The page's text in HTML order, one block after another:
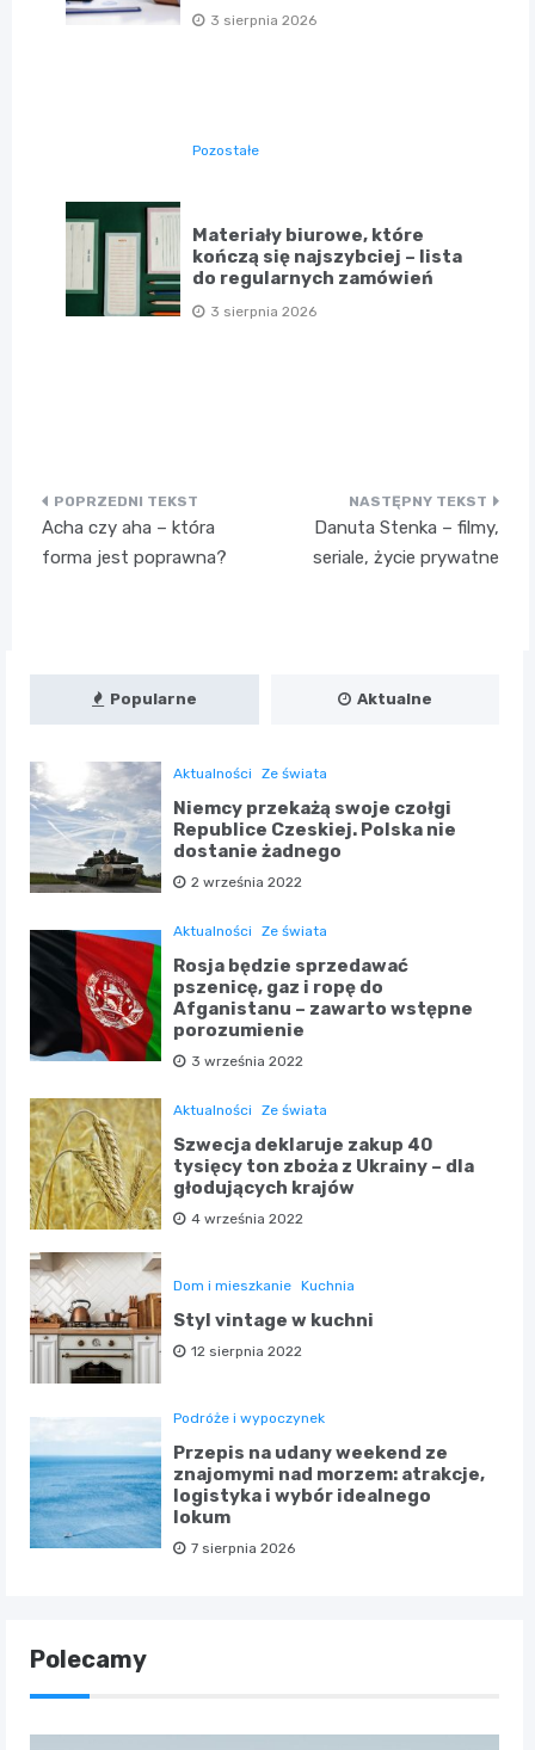
3 sierpnia 2026
Pozostałe
Materiały biurowe, które
kończą się najszybciej – lista
do regularnych zamówień
3 sierpnia 2026
Nawigacja
wpisu
Acha czy aha – która
forma jest poprawna?
Danuta Stenka – filmy,
seriale, życie prywatne
Popularne Aktualne
Aktualności Ze świata
Niemcy przekażą swoje czołgi
Republice Czeskiej. Polska nie
dostanie żadnego
2 września 2022
Aktualności Ze świata
Rosja będzie sprzedawać
pszenicę, gaz i ropę do
Afganistanu – zawarto wstępne
porozumienie
3 września 2022
Aktualności Ze świata
Szwecja deklaruje zakup 40
tysięcy ton zboża z Ukrainy – dla
głodujących krajów
4 września 2022
Dom i mieszkanie Kuchnia
Styl vintage w kuchni
12 sierpnia 2022
Podróże i wypoczynek
Przepis na udany weekend ze
znajomymi nad morzem: atrakcje,
logistyka i wybór idealnego
lokum
7 sierpnia 2026
Polecamy